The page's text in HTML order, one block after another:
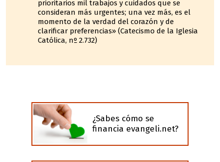
prioritarios mil trabajos y cuidados que se
consideran más urgentes; una vez más, es el
momento de la verdad del corazón y de
clarificar preferencias» (Catecismo de la Iglesia
Católica, nº 2.732)
¿Sabes cómo se
financia evangeli.net?